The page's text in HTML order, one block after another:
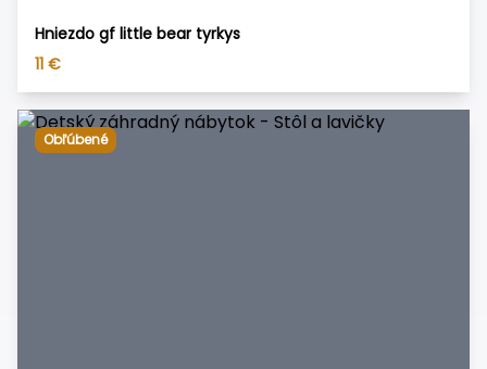
Hniezdo gf little bear tyrkys
11 €
Obľúbené